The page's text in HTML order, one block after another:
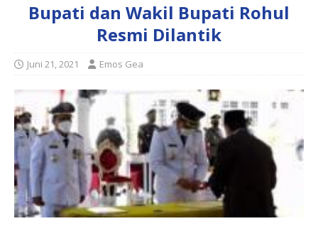
Bupati dan Wakil Bupati Rohul
Resmi Dilantik
Juni 21, 2021 Emos Gea